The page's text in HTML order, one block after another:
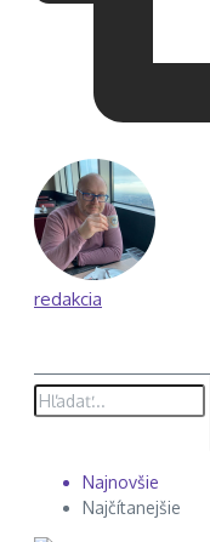
redakcia
Hľadať:
Najnovšie
Najčítanejšie